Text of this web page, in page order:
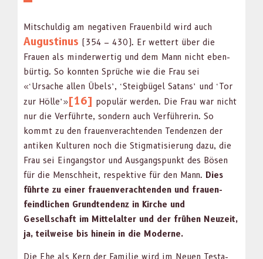
Mitschuldig am neg­a­tiv­en Frauen­bild wird auch
Augusti­nus (354 – 430). Er wet­tert über die
Frauen als min­der­w­er­tig und dem Mann nicht eben­
bür­tig. So kon­nten Sprüche wie die Frau sei
«‘Ursache allen Übels’, ‘Steig­bügel Satans’ und ‘Tor
zur Hölle’»[16] pop­ulär wer­den. Die Frau war nicht
nur die Ver­führte, son­dern auch Ver­führerin. So
kommt zu den frauen­ver­ach­t­en­den Ten­den­zen der
antiken Kul­turen noch die Stig­ma­tisierung dazu, die
Frau sei Ein­gangstor und Aus­gangspunkt des Bösen
für die Men­schheit, respek­tive für den Mann. Dies
führte zu ein­er frauen­ver­ach­t­en­den und frauen­
feindlichen Grund­ten­denz in Kirche und
Gesellschaft im Mit­te­lal­ter und der frühen Neuzeit,
ja, teil­weise bis hinein in die Mod­erne.
Die Ehe als Kern der Fam­i­lie wird im Neuen Tes­ta­